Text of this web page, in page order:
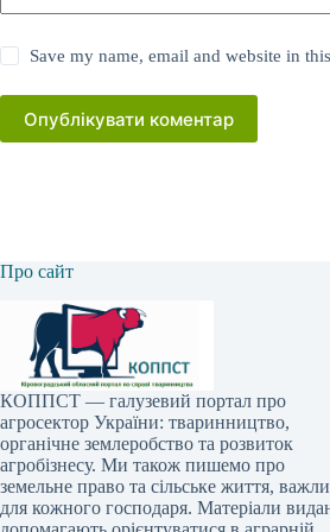
Save my name, email and website in
Опублікувати коментар
Про сайт
КОППСТ — галузевий портал про
агросектор України: тваринництво,
органічне землеробство та розвиток
агробізнесу. Ми також пишемо про
земельне право та сільське життя,
для кожного господаря. Матеріали